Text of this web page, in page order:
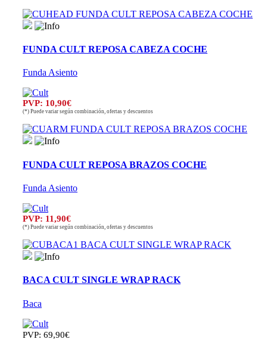
FUNDA CULT REPOSA CABEZA COCHE
Funda Asiento
PVP: 10,90€
(*) Puede variar según combinación, ofertas y descuentos
FUNDA CULT REPOSA BRAZOS COCHE
Funda Asiento
PVP: 11,90€
(*) Puede variar según combinación, ofertas y descuentos
BACA CULT SINGLE WRAP RACK
Baca
PVP: 69,90€